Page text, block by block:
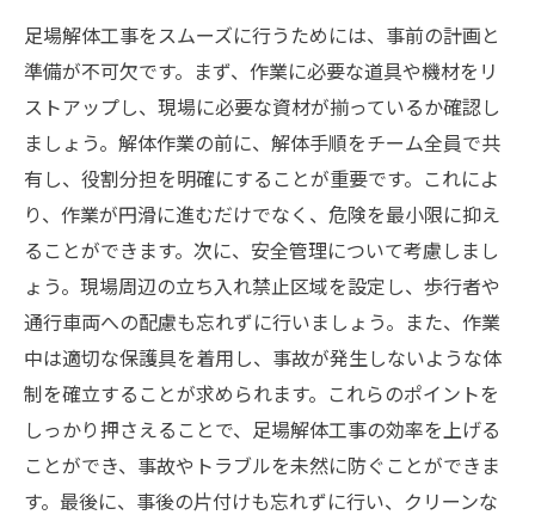
足場解体工事をスムーズに行うためには、事前の計画と
準備が不可欠です。まず、作業に必要な道具や機材をリ
ストアップし、現場に必要な資材が揃っているか確認し
ましょう。解体作業の前に、解体手順をチーム全員で共
有し、役割分担を明確にすることが重要です。これによ
り、作業が円滑に進むだけでなく、危険を最小限に抑え
ることができます。次に、安全管理について考慮しまし
ょう。現場周辺の立ち入れ禁止区域を設定し、歩行者や
通行車両への配慮も忘れずに行いましょう。また、作業
中は適切な保護具を着用し、事故が発生しないような体
制を確立することが求められます。これらのポイントを
しっかり押さえることで、足場解体工事の効率を上げる
ことができ、事故やトラブルを未然に防ぐことができま
す。最後に、事後の片付けも忘れずに行い、クリーンな